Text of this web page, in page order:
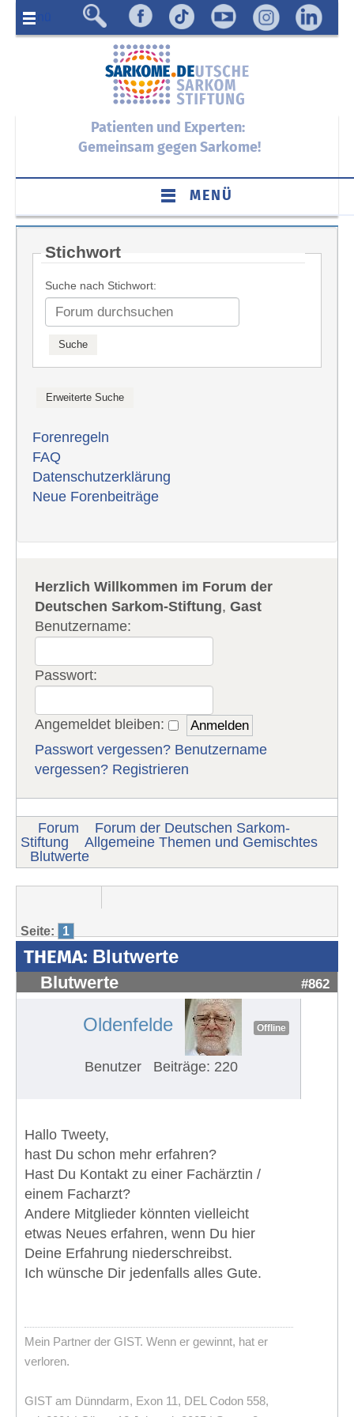
Menü
Patienten und Experten:
Gemeinsam gegen Sarkome!
MENÜ
Stichwort
Suche nach Stichwort:
Forenregeln
FAQ
Datenschutzerklärung
Neue Forenbeiträge
Herzlich Willkommen im Forum der
Deutschen Sarkom-Stiftung,Gast
Benutzername:
Passwort:
Angemeldet bleiben:
Passwort vergessen? Benutzername
vergessen? Registrieren
Forum
Forum der Deutschen Sarkom-
Stiftung
Allgemeine Themen und Gemischtes
Blutwerte
Seite: 1
THEMA: Blutwerte
Blutwerte #862
Oldenfelde Offline
Benutzer Beiträge: 220
Hallo Tweety,
hast Du schon mehr erfahren?
Hast Du Kontakt zu einer Fachärztin /
einem Facharzt?
Andere Mitglieder könnten vielleicht
etwas Neues erfahren, wenn Du hier
Deine Erfahrung niederschreibst.
Ich wünsche Dir jedenfalls alles Gute.
Mein Partner der GIST. Wenn er gewinnt, hat er
verloren.
GIST am Dünndarm, Exon 11, DEL Codon 558,